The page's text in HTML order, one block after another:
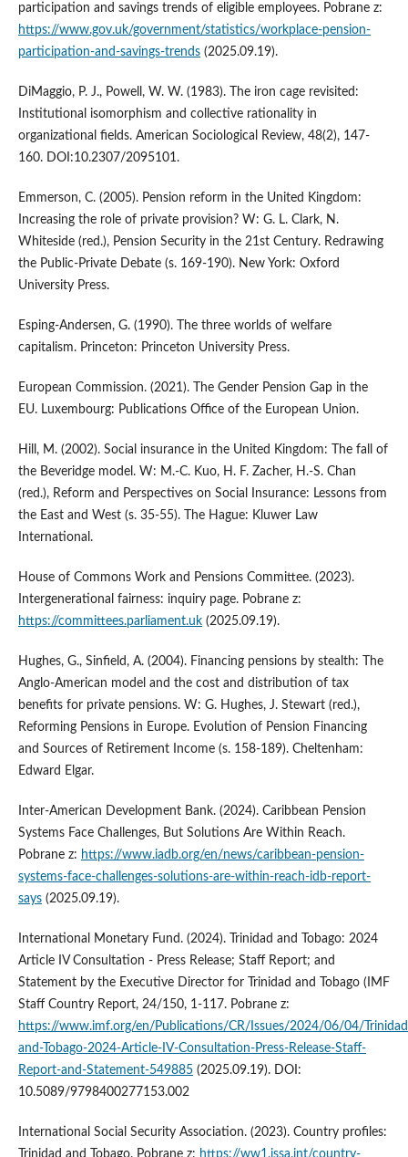
participation and savings trends of eligible employees. Pobrane z:
https://www.gov.uk/government/statistics/workplace-pension-
participation-and-savings-trends(2025.09.19).
DiMaggio, P. J., Powell, W. W. (1983). The iron cage revisited:
Institutional isomorphism and collective rationality in
organizational fields. American Sociological Review, 48(2), 147-
160. DOI:10.2307/2095101.
Emmerson, C. (2005). Pension reform in the United Kingdom:
Increasing the role of private provision? W: G. L. Clark, N.
Whiteside (red.), Pension Security in the 21st Century. Redrawing
the Public-Private Debate (s. 169-190). New York: Oxford
University Press.
Esping-Andersen, G. (1990). The three worlds of welfare
capitalism. Princeton: Princeton University Press.
European Commission. (2021). The Gender Pension Gap in the
EU. Luxembourg: Publications Office of the European Union.
Hill, M. (2002). Social insurance in the United Kingdom: The fall of
the Beveridge model. W: M.-C. Kuo, H. F. Zacher, H.-S. Chan
(red.), Reform and Perspectives on Social Insurance: Lessons from
the East and West (s. 35-55). The Hague: Kluwer Law
International.
House of Commons Work and Pensions Committee. (2023).
Intergenerational fairness: inquiry page. Pobrane z:
https://committees.parliament.uk(2025.09.19).
Hughes, G., Sinfield, A. (2004). Financing pensions by stealth: The
Anglo-American model and the cost and distribution of tax
benefits for private pensions. W: G. Hughes, J. Stewart (red.),
Reforming Pensions in Europe. Evolution of Pension Financing
and Sources of Retirement Income (s. 158-189). Cheltenham:
Edward Elgar.
Inter-American Development Bank. (2024). Caribbean Pension
Systems Face Challenges, But Solutions Are Within Reach.
Pobrane z: https://www.iadb.org/en/news/caribbean-pension-
systems-face-challenges-solutions-are-within-reach-idb-report-
says(2025.09.19).
International Monetary Fund. (2024). Trinidad and Tobago: 2024
Article IV Consultation - Press Release; Staff Report; and
Statement by the Executive Director for Trinidad and Tobago (IMF
Staff Country Report, 24/150, 1-117. Pobrane z:
https://www.imf.org/en/Publications/CR/Issues/2024/06/04/
and-Tobago-2024-Article-IV-Consultation-Press-Release-Staff-
Report-and-Statement-549885(2025.09.19). DOI:
10.5089/9798400277153.002
International Social Security Association. (2023). Country profiles:
Trinidad and Tobago. Pobrane z: https://ww1.issa.int/country-